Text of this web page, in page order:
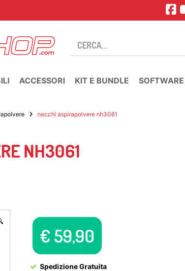
ACCESSORI KIT E BUNDLE SOFTWARE
necchi aspirapolvere nh3061
NH3061
€ 59,90
Spedizione Gratuita